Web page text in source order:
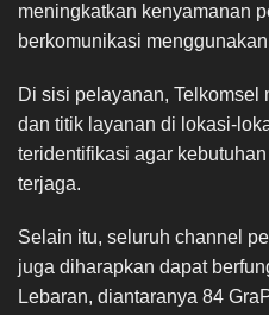
meningkatkan kenyamanan
berkomunikasi
Di sisi pelayanan,
dan titik layanan di lokasi-
teridentifikasi agar
terjaga.
Selain itu, seluruh channel
juga diharapkan dapat
Lebaran, diantaranya 84